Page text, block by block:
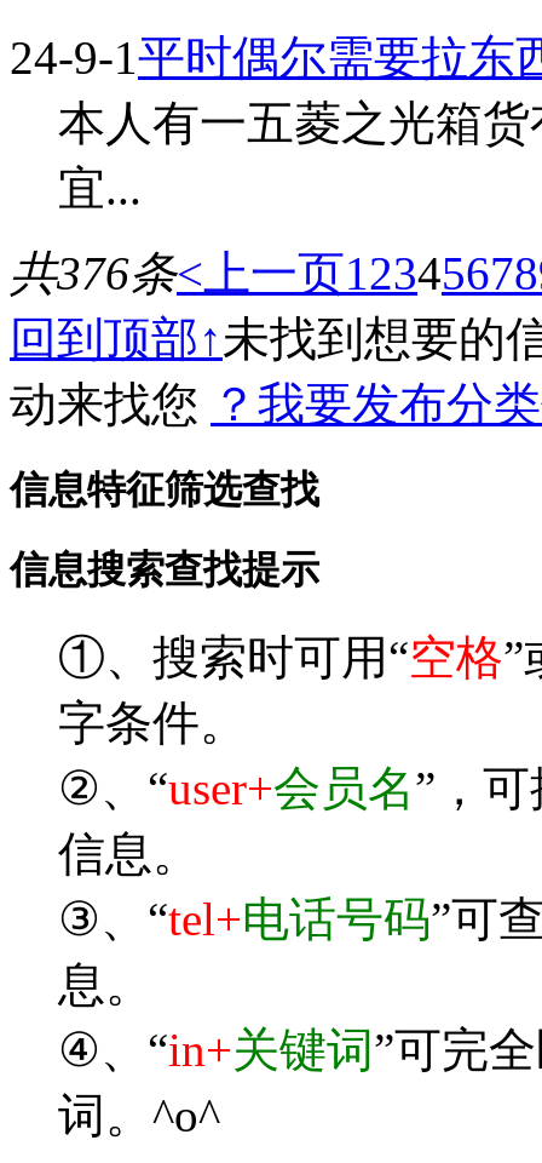
24-9-1平时偶尔需要拉东
本人有一五菱之光箱
宜...
共376条<上一页12345678
回到顶部↑未找到想要的
动来找您 ？我要发布分
信息特征筛选查找
信息搜索查找提示
①、搜索时可用“空格”
字条件。
②、“user+会员名”，
信息。
③、“tel+电话号码”可
息。
④、“in+关键词”可完
词。^o^